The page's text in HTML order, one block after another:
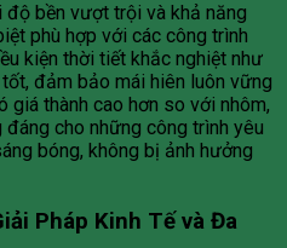
bền vượt trội và khả năng
phù hợp với các công trình
kiện thời tiết khắc nghiệt như
đảm bảo mái hiên luôn vững
thành cao hơn so với nhôm,
cho những công trình yêu
bóng, không bị ảnh hưởng
Pháp Kinh Tế và Đa